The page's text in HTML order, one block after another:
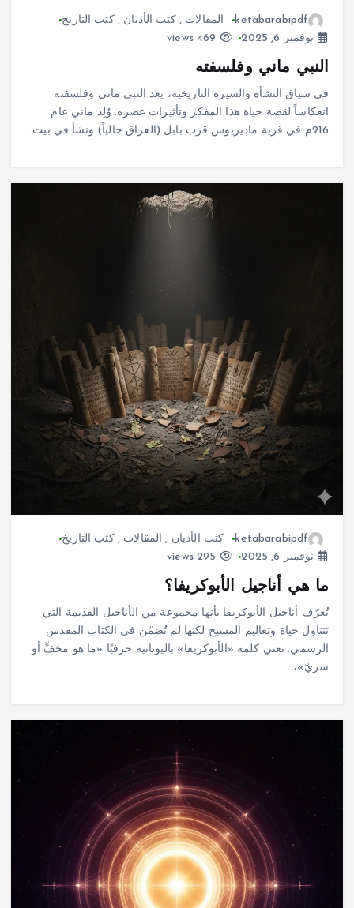
ketabarabipdf المقالات , كتب الأديان , كتب التاريخ
نوفمبر 6, 2025
النبي ماني وفلسفته
في سياق النشأة والسيرة التاريخية، يعد النبي ماني وفلسفته
انعكاساً لقصة حياة هذا المفكر وتأثيرات عصره. وُلِد ماني عام
216م في قرية ماديريوس قرب بابل (العراق حالياً) ونشأ في بيت…
ketabarabipdf كتب الأديان , المقالات , كتب التاريخ
نوفمبر 6, 2025
ما هي أناجيل الأبوكريفا؟
تُعرّف أناجيل الأبوكريفا بأنها مجموعة من الأناجيل القديمة التي
تتناول حياة وتعاليم المسيح لكنها لم تُضمّن في الكتاب المقدس
الرسمي. تعني كلمة «الأبوكريفا» باليونانية حرفيًا «ما هو مخفٍّ أو
سريّ»،…